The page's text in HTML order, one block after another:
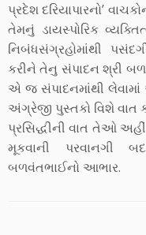
પ્રદેશ દરિયાપારનો’
તેમનું ડાયસ્પોરિક
નિબંધસંગ્રહોમાંથી
કરીને તેનુ સંપાદન શ્રી
એ જ સંપાદનમાંથી
અંગ્રેજી પુસ્તકો વિશે
પ્રસિદ્ધીની વાત તેઓ
મૂકવાની પરવાનગી
બળવંતભાઈનો આભાર.